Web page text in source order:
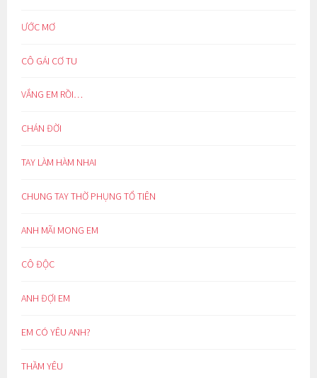
ƯỚC MƠ
CÔ GÁI CƠ TU
VẮNG EM RỒI…
CHÁN ĐỜI
TAY LÀM HÀM NHAI
CHUNG TAY THỜ PHỤNG TỔ TIÊN
ANH MÃI MONG EM
CÔ ĐỘC
ANH ĐỢI EM
EM CÓ YÊU ANH?
THẦM YÊU